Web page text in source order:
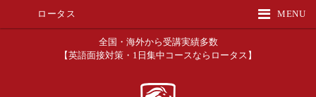
MENU
ロータス
全国・海外から受講実績多数
【英語面接対策・1日集中コースならロータス】